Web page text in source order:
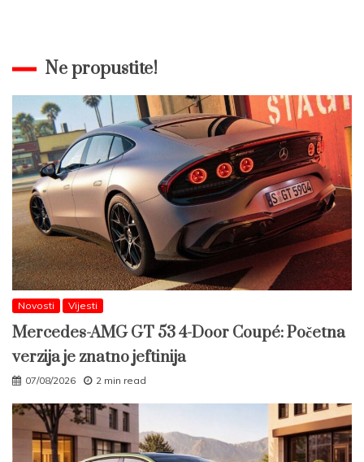
Ne propustite!
Novosti Vijesti
Mercedes-AMG GT 53 4-Door Coupé: Početna
verzija je znatno jeftinija
07/08/2026 2 min read